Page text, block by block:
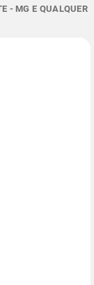
- MG E QUALQUER